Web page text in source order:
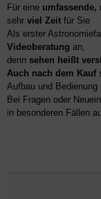
Für eine umfassende,
sehr viel Zeit für Sie
Als erster
Videoberatung an,
denn sehen heißt
Auch nach dem Kauf
Aufbau und Bedienung
Bei Fragen oder
in besonderen Fällen